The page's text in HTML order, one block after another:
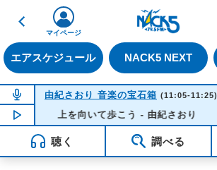
戻る
エアスケジュール NACK5 NEXT
マイページ
NOW ON AIR
由紀さおり 音楽の宝石箱 (11:05-11:25)
NOW PLAYING11:09
上を向いて歩こう - 由紀さおり
聴く 調べる